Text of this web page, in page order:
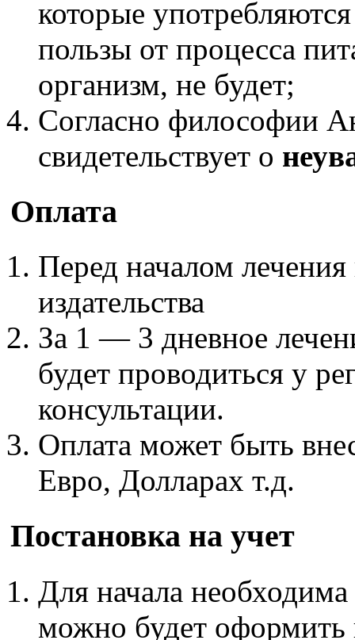
которые
пользы от процесса
организм, не будет;
Согласно философии
свидетельствует о
Оплата
Перед началом
издательства
За 1 — 3 дневное
будет проводиться у
консультации.
Оплата может быть
Евро, Долларах т.д.
Постановка на учет
Для начала необходима
можно будет оформить